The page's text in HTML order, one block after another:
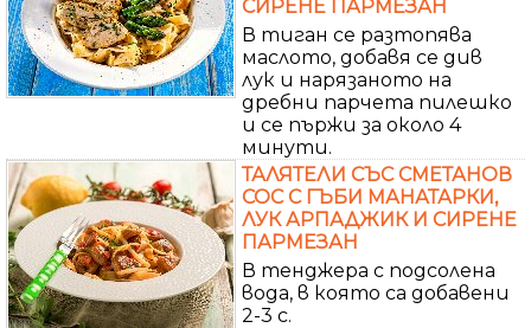
СИРЕНЕ ПАРМЕЗАН
В тиган се разтопява
маслото, добавя се див
лук и нарязаното на
дребни парчета пилешко
и се пържи за около 4
минути.
ТАЛЯТЕЛИ СЪС СМЕТАНОВ
СОС С ГЪБИ МАНАТАРКИ,
ЛУК АРПАДЖИК И СИРЕНЕ
ПАРМЕЗАН
В тенджера с подсолена
вода, в която са добавени
2-3 с.